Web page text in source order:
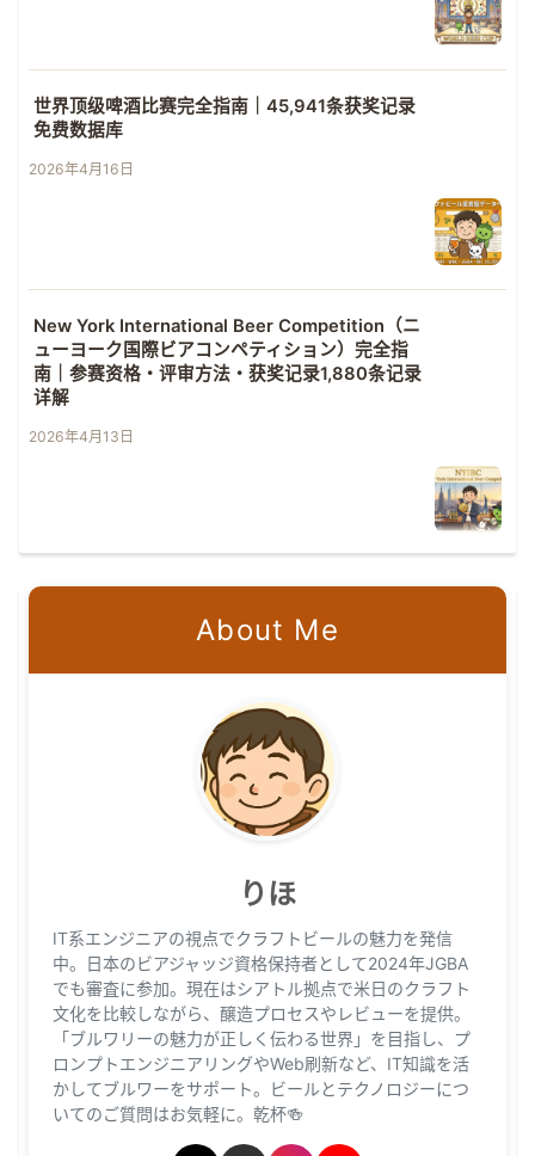
世界顶级啤酒比赛完全指南｜45,941条获奖记录
免费数据库
2026年4月16日
New York International Beer Competition（ニ
ューヨーク国際ビアコンペティション）完全指
南｜参赛资格・评审方法・获奖记录1,880条记录
详解
2026年4月13日
About Me
りほ
IT系エンジニアの視点でクラフトビールの魅力を発信
中。日本のビアジャッジ資格保持者として2024年JGBA
でも審査に参加。現在はシアトル拠点で米日のクラフト
文化を比較しながら、醸造プロセスやレビューを提供。
「ブルワリーの魅力が正しく伝わる世界」を目指し、プ
ロンプトエンジニアリングやWeb刷新など、IT知識を活
かしてブルワーをサポート。ビールとテクノロジーにつ
いてのご質問はお気軽に。乾杯🍻